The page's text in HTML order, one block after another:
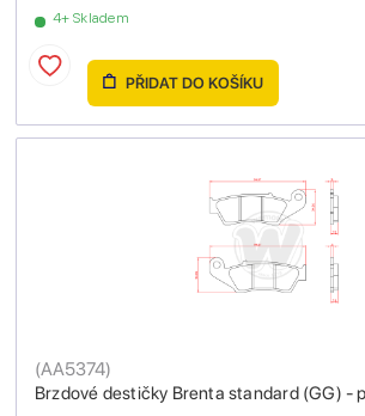
4+ Skladem
PŘIDAT DO KOŠÍKU
Brzdové destičky Brenta standard (GG) -
(AA5374)